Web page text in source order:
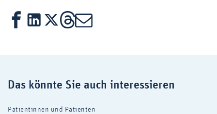
FacebookLinkedIn
X Threads
Mail
Das könnte Sie auch interessieren
Patientinnen und Patienten